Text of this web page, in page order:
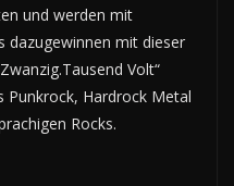
und werden mit
dazugewinnen mit dieser
Volt“
Punkrock, Hardrock Metal
Rocks.